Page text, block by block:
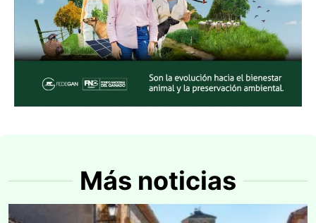
Más noticias